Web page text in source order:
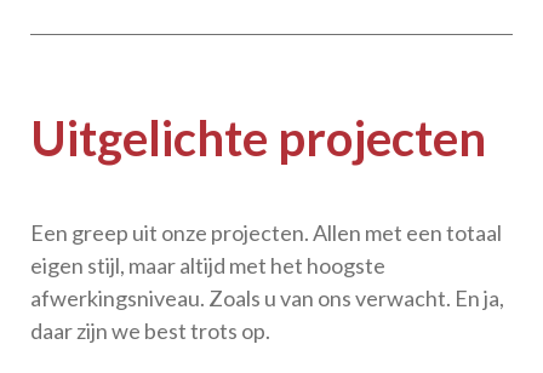
Uitgelichte projecten
Een greep uit onze projecten. Allen met een totaal
eigen stijl, maar altijd met het hoogste
afwerkingsniveau. Zoals u van ons verwacht. En ja,
daar zijn we best trots op.